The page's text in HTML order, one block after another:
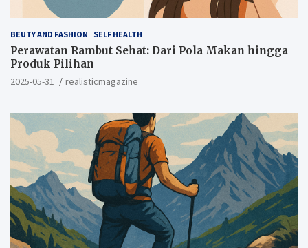
BEUTY AND FASHION SELF HEALTH
Perawatan Rambut Sehat: Dari Pola Makan hingga
Produk Pilihan
2025-05-31 realisticmagazine